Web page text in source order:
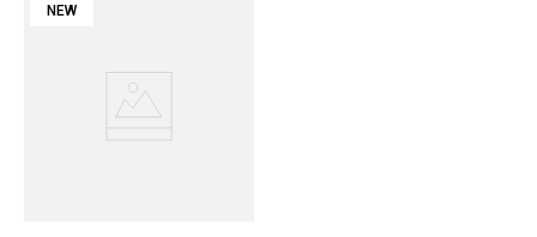
NEW